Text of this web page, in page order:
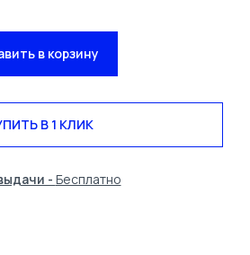
УСЛУГИ
в корзину
В 1 КЛИК
- Бесплатно